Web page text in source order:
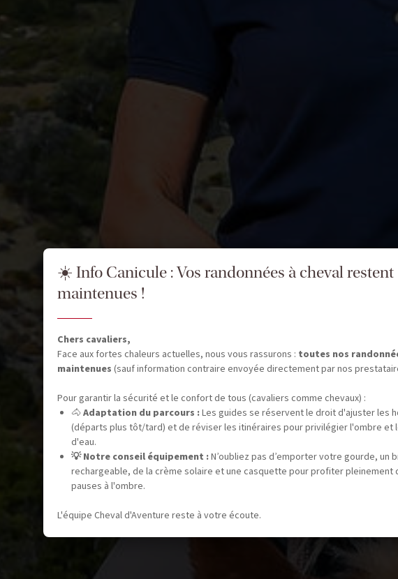
☀️ Info Canicule : Vos randonnées à cheval restent
maintenues !
Chers cavaliers,
Face aux fortes chaleurs actuelles, nous vous rassurons : toutes nos
maintenues (sauf information contraire envoyée directement par nos
Pour garantir la sécurité et le confort de tous (cavaliers comme chevaux) :
🐴 Adaptation du parcours :Les guides se réservent le droit d'ajuster les
(départs plus tôt/tard) et de réviser les itinéraires pour privilégier l'ombre et
d'eau.
💡 Notre conseil équipement :N’oubliez pas d’emporter votre gourde, un
rechargeable, de la crème solaire et une casquette pour profiter pleinement
pauses à l'ombre.
L'équipe Cheval d'Aventure reste à votre écoute.